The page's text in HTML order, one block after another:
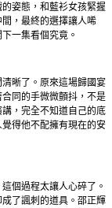
姿態，和藍衫女孩緊握
，最終的選擇讓人唏
一集看個究竟。
晰了。原來這場歸國宴
同的手微微顫抖，不是
，完全不知道自己的底
得他不配擁有現在的安
個過程太讓人心碎了。
了諷刺的道具。邵正輝